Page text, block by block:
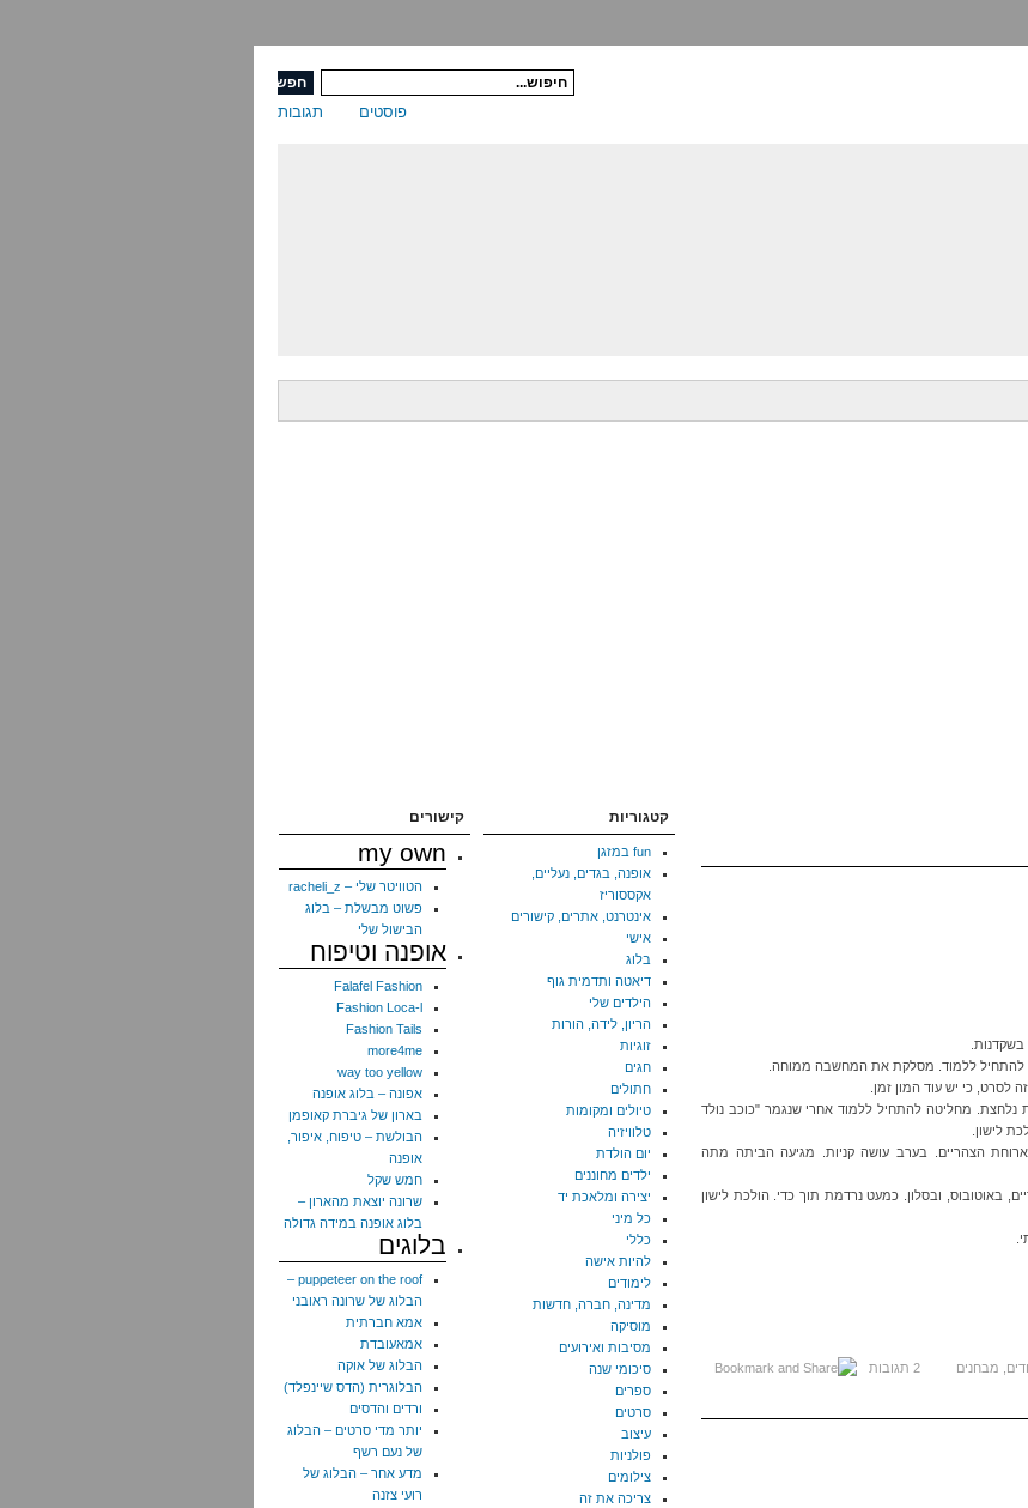
תגובות פוסטים
נלחצת. מחליטה להתחיל ללמוד אחרי שנגמר "כוכב נולד
הצהריים. בערב עושה קניות. מגיעה הביתה מתה
באוטובוס, ובסלון. כמעט נרדמת תוך כדי. הולכת לישון
מבחנים 2 תגובות
קטגוריות
fun במזגן
אופנה, בגדים, נעליים,
אקססוריז
אינטרנט, אתרים, קישורים
אישי
בלוג
דיאטה ותדמית גוף
הילדים שלי
הריון, לידה, הורות
זוגיות
חגים
חתולים
טיולים ומקומות
טלוויזיה
יום הולדת
ילדים מחוננים
יצירה ומלאכת יד
כל מיני
כללי
להיות אישה
לימודים
מדינה, חברה, חדשות
מוסיקה
מסיבות ואירועים
סיכומי שנה
ספרים
סרטים
עיצוב
פולניות
צילומים
צריכה את זה
קישורים
my own
הטוויטר שלי – racheli_z
פשוט מבשלת – בלוג
הבישול שלי
אופנה וטיפוח
Falafel Fashion
Fashion Loca-l
Fashion Tails
more4me
way too yellow
אפונה – בלוג אופנה
בארון של גיברת קאופמן
הבולשת – טיפוח, איפור,
אופנה
חמש שקל
שרונה יוצאת מהארון –
בלוג אופנה במידה גדולה
בלוגים
puppeteer on the roof –
הבלוג של שרונה ראובני
אמא חברתית
אמאעובדת
הבלוג של אוקה
הבלוגרית (הדס שיינפלד)
ורדים והדסים
יותר מדי סרטים – הבלוג
של נעם רשף
מדע אחר – הבלוג של
רועי צזנה